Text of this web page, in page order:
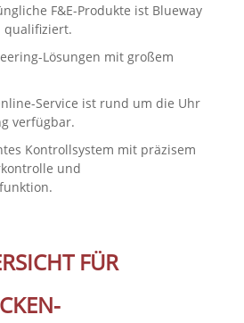
F&E-Produkte ist Blueway
qualifiziert.
Lösungen mit großem
Service ist rund um die Uhr
verfügbar.
Kontrollsystem mit präzisem
und
FÜR